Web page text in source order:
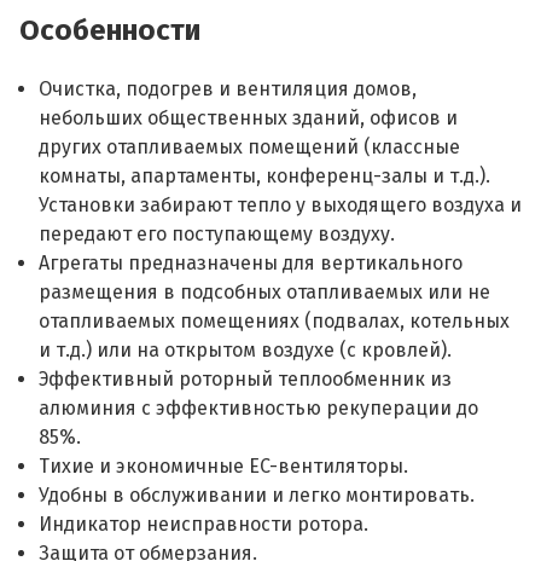
Особенности
Очистка, подогрев и вентиляция домов,
небольших общественных зданий, офисов и
других отапливаемых помещений (классные
комнаты, апартаменты, конференц-залы и т.д.).
Установки забирают тепло у выходящего воздуха и
передают его поступающему воздуху.
Агрегаты предназначены для вертикального
размещения в подсобных отапливаемых или не
отапливаемых помещениях (подвалах, котельных
и т.д.) или на открытом воздухе (с кровлей).
Эффективный роторный теплообменник из
алюминия с эффективностью рекуперации до
85%.
Тихие и экономичные EC-вентиляторы.
Удобны в обслуживании и легко монтировать.
Индикатор неисправности ротора.
Защита от обмерзания.